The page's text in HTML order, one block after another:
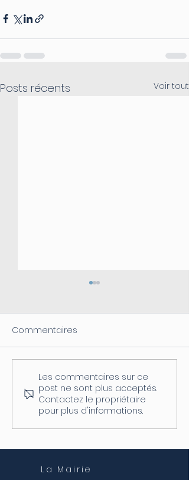
Posts récents Voir tout
Coupure d'électricité le
04/08
Commentaires
Les commentaires sur ce
post ne sont plus acceptés.
Contactez le propriétaire
pour plus d'informations.
La Mairie